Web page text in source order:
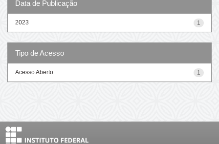
Data de Publicação
1
2023
Tipo de Acesso
1
Acesso Aberto